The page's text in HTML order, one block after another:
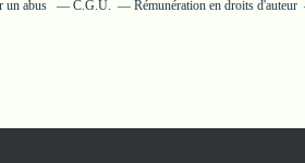
un abus C.G.U. Rémunération en droits d'auteur